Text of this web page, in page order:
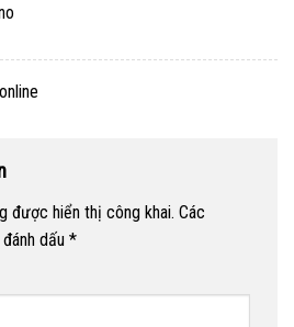
được hiển thị công khai. Các
dấu *